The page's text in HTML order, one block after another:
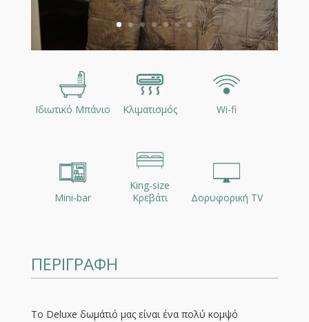
Ιδιωτικό Μπάνιο Κλιματισμός Wi-fi
Mini-bar
King-size
Κρεβάτι
Δορυφορική TV
ΠΕΡΙΓΡΑΦΗ
To Deluxe δωμάτιό μας είναι ένα πολύ κομψό